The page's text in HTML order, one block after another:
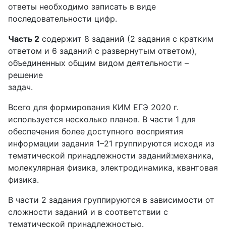
ответы необходимо записать в виде
последовательности цифр.
Часть 2 содержит 8 заданий (2 задания с кратким
ответом и 6 заданий с развернутым ответом),
объединенных общим видом деятельности –
решение
задач.
Всего для формирования КИМ ЕГЭ 2020 г.
используется несколько планов. В части 1 для
обеспечения более доступного восприятия
информации задания 1–21 группируются исходя из
тематической принадлежности заданий:механика,
молекулярная физика, электродинамика, квантовая
физика.
В части 2 задания группируются в зависимости от
сложности заданий и в соответствии с
тематической принадлежностью.